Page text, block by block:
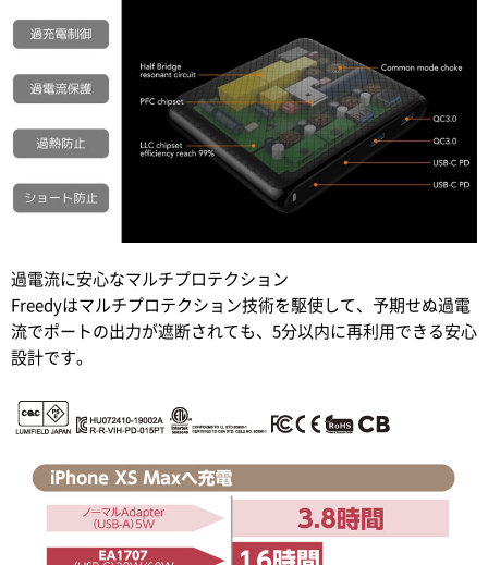
過電流に安心なマルチプロテクション
Freedyはマルチプロテクション技術を駆使して、予期せぬ過電
流でポートの出力が遮断されても、5分以内に再利用できる安心
設計です。